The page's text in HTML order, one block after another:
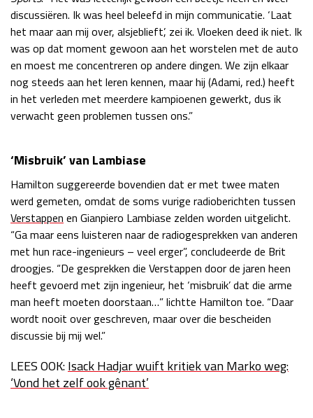
Race
zo 17:00 - 19:00
discussiëren. Ik was heel beleefd in mijn communicatie. ‘Laat
het maar aan mij over, alsjeblieft’, zei ik. Vloeken deed ik niet. Ik
was op dat moment gewoon aan het worstelen met de auto
en moest me concentreren op andere dingen. We zijn elkaar
nog steeds aan het leren kennen, maar hij (Adami, red.) heeft
in het verleden met meerdere kampioenen gewerkt, dus ik
verwacht geen problemen tussen ons.”
‘Misbruik’ van Lambiase
Hamilton suggereerde bovendien dat er met twee maten
werd gemeten, omdat de soms vurige radioberichten tussen
Verstappen en Gianpiero Lambiase zelden worden uitgelicht.
“Ga maar eens luisteren naar de radiogesprekken van anderen
met hun race-ingenieurs – veel erger”, concludeerde de Brit
droogjes. “De gesprekken die Verstappen door de jaren heen
heeft gevoerd met zijn ingenieur, het ‘misbruik’ dat die arme
man heeft moeten doorstaan…” lichtte Hamilton toe. “Daar
wordt nooit over geschreven, maar over die bescheiden
discussie bij mij wel.”
LEES OOK:Isack Hadjar wuift kritiek van Marko weg:
‘Vond het zelf ook gênant’